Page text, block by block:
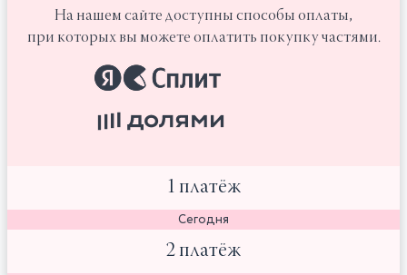
На нашем сайте доступны способы оплаты,
при которых вы можете оплатить покупку частями.
1 платёж
Сегодня
2 платёж